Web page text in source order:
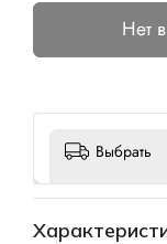
Нет
Выбрать